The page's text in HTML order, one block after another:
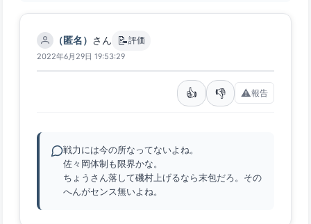
（匿名） さん 📝評価
2022年6月29日 19:53:29
👍 👎 ⚠️報告
戦力には今の所なってないよね。
佐々岡体制も限界かな。
ちょうさん落して磯村上げるなら末包だろ。その
へんがセンス無いよね。